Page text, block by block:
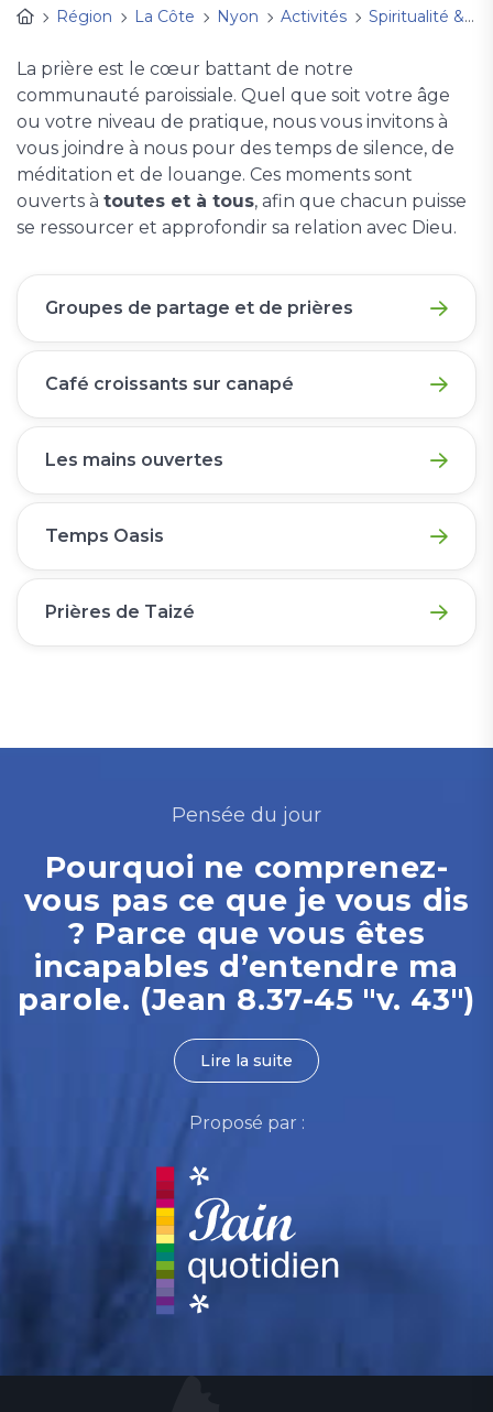
Région
La Côte Nyon Activités Spiritualité & Temps de prière
La prière est le cœur battant de notre
communauté paroissiale. Quel que soit votre âge
ou votre niveau de pratique, nous vous invitons à
vous joindre à nous pour des temps de silence, de
méditation et de louange. Ces moments sont
ouverts à toutes et à tous, afin que chacun puisse
se ressourcer et approfondir sa relation avec Dieu.
Groupes de partage et de prières
Café croissants sur canapé
Les mains ouvertes
Temps Oasis
Prières de Taizé
Pensée du jour
Pourquoi ne comprenez-
vous pas ce que je vous dis
? Parce que vous êtes
incapables d’entendre ma
parole. (Jean 8.37-45 "v. 43")
Lire la suite
Proposé par :